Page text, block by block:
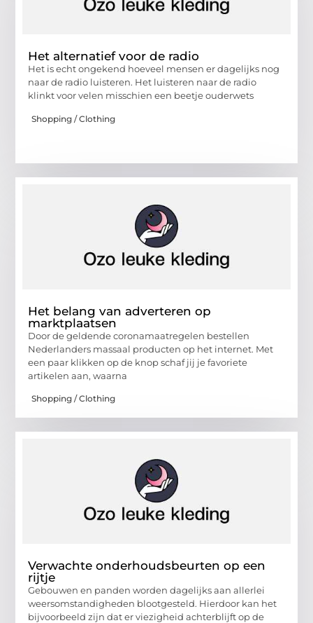
Het alternatief voor de radio
Het is echt ongekend hoeveel mensen er dagelijks nog
naar de radio luisteren. Het luisteren naar de radio
klinkt voor velen misschien een beetje ouderwets
Shopping / Clothing
Het belang van adverteren op
marktplaatsen
Door de geldende coronamaatregelen bestellen
Nederlanders massaal producten op het internet. Met
een paar klikken op de knop schaf jij je favoriete
artikelen aan, waarna
Shopping / Clothing
Verwachte onderhoudsbeurten op een
rijtje
Gebouwen en panden worden dagelijks aan allerlei
weersomstandigheden blootgesteld. Hierdoor kan het
bijvoorbeeld zijn dat er viezigheid achterblijft op de